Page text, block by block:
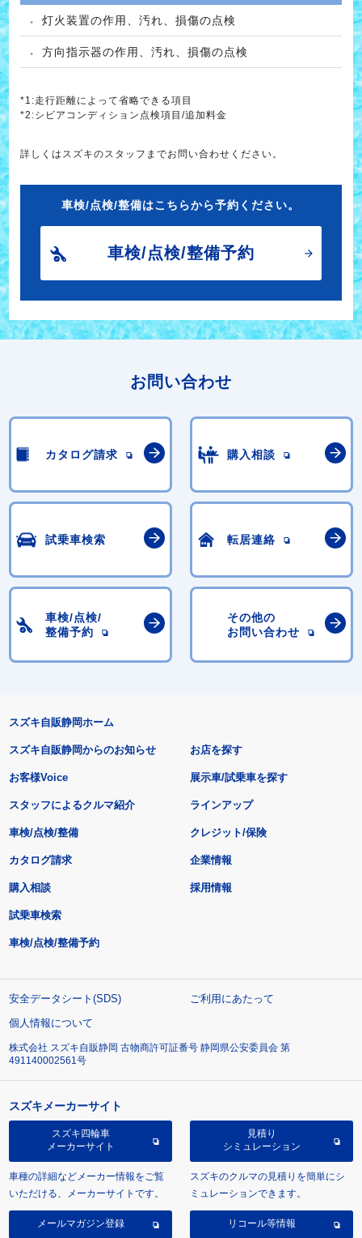
灯火装置の作用、汚れ、損傷の点検
方向指示器の作用、汚れ、損傷の点検
*1:走行距離によって省略できる項目
*2:シビアコンディション点検項目/追加料金
詳しくはスズキのスタッフまでお問い合わせください。
車検/点検/整備はこちらから予約ください。
車検/点検/整備予約
お問い合わせ
カタログ請求 購入相談
試乗車検索 転居連絡
車検/点検/
整備予約
その他の
お問い合わせ
スズキ自販静岡ホーム
スズキ自販静岡からのお知らせ
お客様Voice
スタッフによるクルマ紹介
お店を探す
展示車/試乗車を探す
ラインアップ
車検/点検/整備 クレジット/保険
カタログ請求
購入相談
試乗車検索
車検/点検/整備予約
企業情報
採用情報
安全データシート(SDS)
ご利用にあたって
個人情報について
株式会社 スズキ自販静岡 古物商許可証番号 静岡県公安委員会 第
491140002561号
スズキメーカーサイト
スズキ四輪車
メーカーサイト
車種の詳細などメーカー情報をご覧
いただける、メーカーサイトです。
見積り
シミュレーション
スズキのクルマの見積りを簡単にシ
ミュレーションできます。
メールマガジン登録 リコール等情報